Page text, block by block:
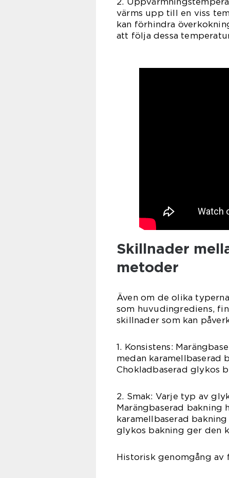
värms upp till en viss
kan förhindra
att följa dessa
Skillnader
metoder
Även om de olika
som huvudingrediens,
skillnader som kan
1. Konsistens:
medan karamellbaserad
Chokladbaserad glykos
2. Smak: Varje typ av
Marängbaserad bakning
karamellbaserad
glykos bakning ger den
Historisk genomgång